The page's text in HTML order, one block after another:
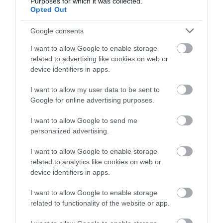
Opted Out
Google consents
I want to allow Google to enable storage
related to advertising like cookies on web or
device identifiers in apps.
I want to allow my user data to be sent to
Google for online advertising purposes.
I want to allow Google to send me
personalized advertising.
I want to allow Google to enable storage
related to analytics like cookies on web or
device identifiers in apps.
I want to allow Google to enable storage
related to functionality of the website or app.
Legutóbbi cikkek
Korszerűbb hibrid
rendszereket ígér a Toyota
2026. augusztus 7.
Benzines és villanyhajtással is